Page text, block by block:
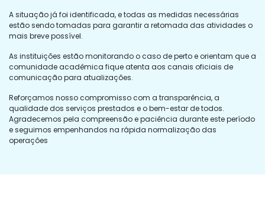
A situação já foi identificada, e todas as medidas necessárias
estão sendo tomadas para garantir a retomada das atividades o
mais breve possível.
As instituições estão monitorando o caso de perto e orientam que a
comunidade acadêmica fique atenta aos canais oficiais de
comunicação para atualizações.
Reforçamos nosso compromisso com a transparência, a
qualidade dos serviços prestados e o bem-estar de todos.
Agradecemos pela compreensão e paciência durante este período
e seguimos empenhandos na rápida normalização das
operações